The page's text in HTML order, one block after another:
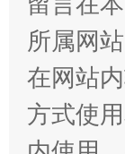
阿坝州
所属网
在网站
方式使